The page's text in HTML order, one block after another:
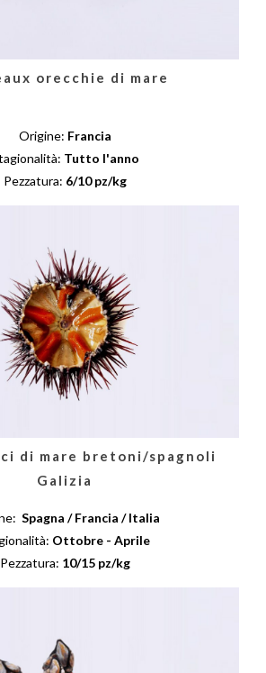
orecchie di mare
Origine: Francia
Tutto l'anno
Pezzatura: 6/10 pz/kg
di mare bretoni/spagnoli
Galizia
Spagna / Francia / Italia
Ottobre - Aprile
Pezzatura: 10/15 pz/kg